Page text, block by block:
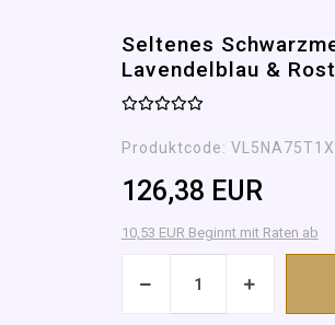
Seltenes
Lavendelblau &
Produktcode: VL5NA75T1X
126,38 EUR
10,53 EUR Beginnt mit Raten ab